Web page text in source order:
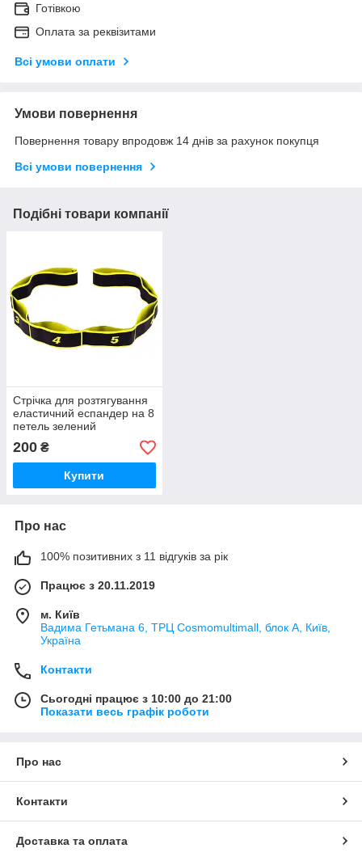
Готівкою
Оплата за реквізитами
Всі умови оплати
Умови повернення
Повернення товару впродовж 14 днів за рахунок покупця
Всі умови повернення
Подібні товари компанії
Стрічка для розтягування
еластичний еспандер на 8
петель зелений
200 ₴
Купити
Про нас
100% позитивних з 11 відгуків за рік
Працює з 20.11.2019
м. Київ
Вадима Гетьмана 6, ТРЦ Cosmomultimall, блок А, Київ,
Україна
Контакти
Сьогодні працює з 10:00 до 21:00
Показати весь графік роботи
Про нас
Контакти
Доставка та оплата